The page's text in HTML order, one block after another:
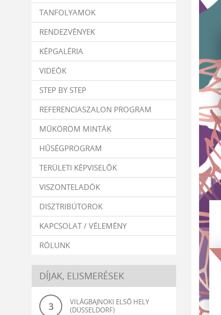
TANFOLYAMOK
RENDEZVÉNYEK
KÉPGALÉRIA
VIDEÓK
STEP BY STEP
REFERENCIASZALON PROGRAM
MŰKÖRÖM MINTÁK
HŰSÉGPROGRAM
TERÜLETI KÉPVISELŐK
VISZONTELADÓK
DISZTRIBÚTOROK
KAPCSOLAT / VÉLEMÉNY
RÓLUNK
DÍJAK, ELISMERÉSEK
3
VILÁGBAJNOKI ELSŐ HELY
(DÜSSELDORF)